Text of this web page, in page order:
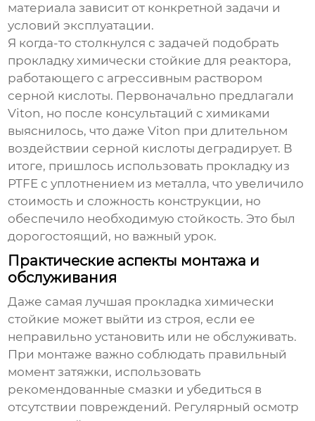
материала зависит от конкретной задачи и
условий эксплуатации.
Я когда-то столкнулся с задачей подобрать
прокладку химически стойкие для реактора,
работающего с агрессивным раствором
серной кислоты. Первоначально предлагали
Viton, но после консультаций с химиками
выяснилось, что даже Viton при длительном
воздействии серной кислоты деградирует. В
итоге, пришлось использовать прокладку из
PTFE с уплотнением из металла, что увеличило
стоимость и сложность конструкции, но
обеспечило необходимую стойкость. Это был
дорогостоящий, но важный урок.
Практические аспекты монтажа и
обслуживания
Даже самая лучшая прокладка химически
стойкие может выйти из строя, если ее
неправильно установить или не обслуживать.
При монтаже важно соблюдать правильный
момент затяжки, использовать
рекомендованные смазки и убедиться в
отсутствии повреждений. Регулярный осмотр